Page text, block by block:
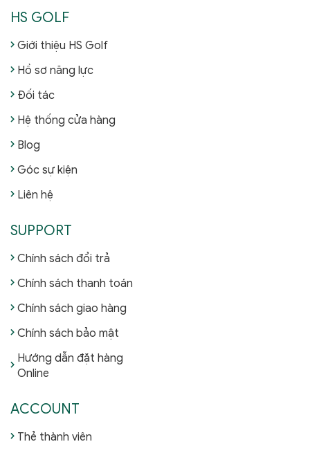
HS GOLF
Giới thiệu HS Golf
Hồ sơ năng lực
Đối tác
Hệ thống cửa hàng
Blog
Góc sự kiện
Liên hệ
SUPPORT
Chính sách đổi trả
Chính sách thanh toán
Chính sách giao hàng
Chính sách bảo mật
Hướng dẫn đặt hàng
Online
ACCOUNT
Thẻ thành viên